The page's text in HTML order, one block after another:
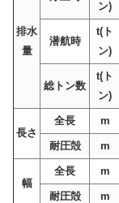
排水
量
ン)
潜航時
t(ト
ン)
総トン数
t(ト
ン)
長さ
全長 m
耐圧殻 m
幅
全長 m
耐圧殻 m